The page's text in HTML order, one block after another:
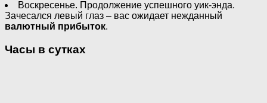
Воскресенье. Продолжение успешного уик-энда.
Зачесался левый глаз – вас ожидает нежданный
валютный прибыток.
Часы в сутках